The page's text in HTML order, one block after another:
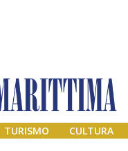
TURISMO CULTURA